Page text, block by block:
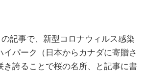
記事で、新型コロナウィルス感染
イパーク（日本からカナダに寄贈さ
き誇ることで桜の名所、と記事に書